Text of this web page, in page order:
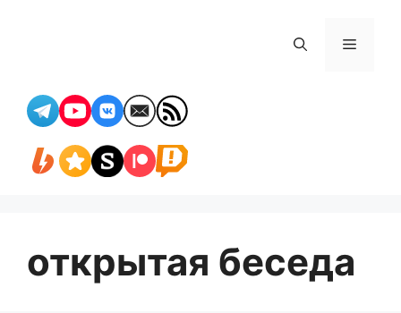
Меню
открытая беседа